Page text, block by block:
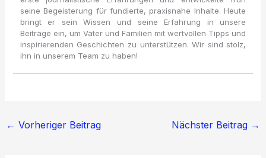
seine Begeisterung für fundierte, praxisnahe Inhalte. Heute
bringt er sein Wissen und seine Erfahrung in unsere
Beiträge ein, um Väter und Familien mit wertvollen Tipps und
inspirierenden Geschichten zu unterstützen. Wir sind stolz,
ihn in unserem Team zu haben!
← Vorheriger Beitrag Nächster Beitrag →